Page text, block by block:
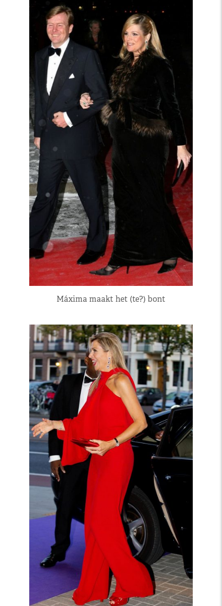
Máxima maakt het (te?) bont